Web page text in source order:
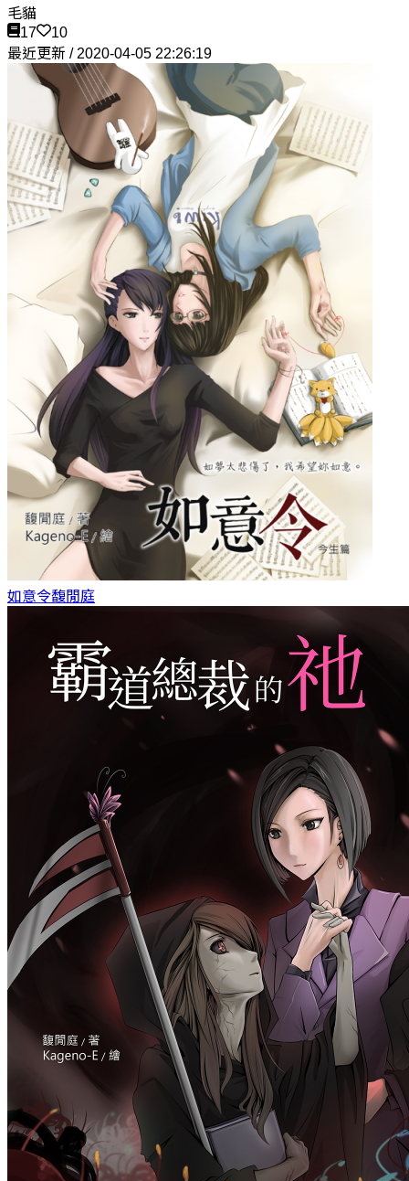
毛貓
17
10
最近更新 / 2020-04-05 22:26:19
如意令馥閒庭